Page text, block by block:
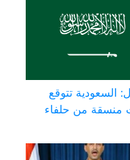
السعودية تتوقع
منسقة من حلفاء